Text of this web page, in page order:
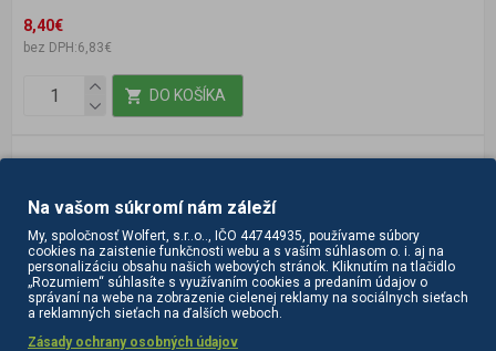
8,40€
bez DPH:6,83€
DO KOŠÍKA
Na vašom súkromí nám záleží
My, spoločnosť Wolfert, s.r..o.., IČO 44744935, používame súbory
cookies na zaistenie funkčnosti webu a s vaším súhlasom o. i. aj na
personalizáciu obsahu našich webových stránok. Kliknutím na tlačidlo
„Rozumiem“ súhlasíte s využívaním cookies a predaním údajov o
správaní na webe na zobrazenie cielenej reklamy na sociálnych sieťach
a reklamných sieťach na ďalších weboch.
Zásady ochrany osobných údajov